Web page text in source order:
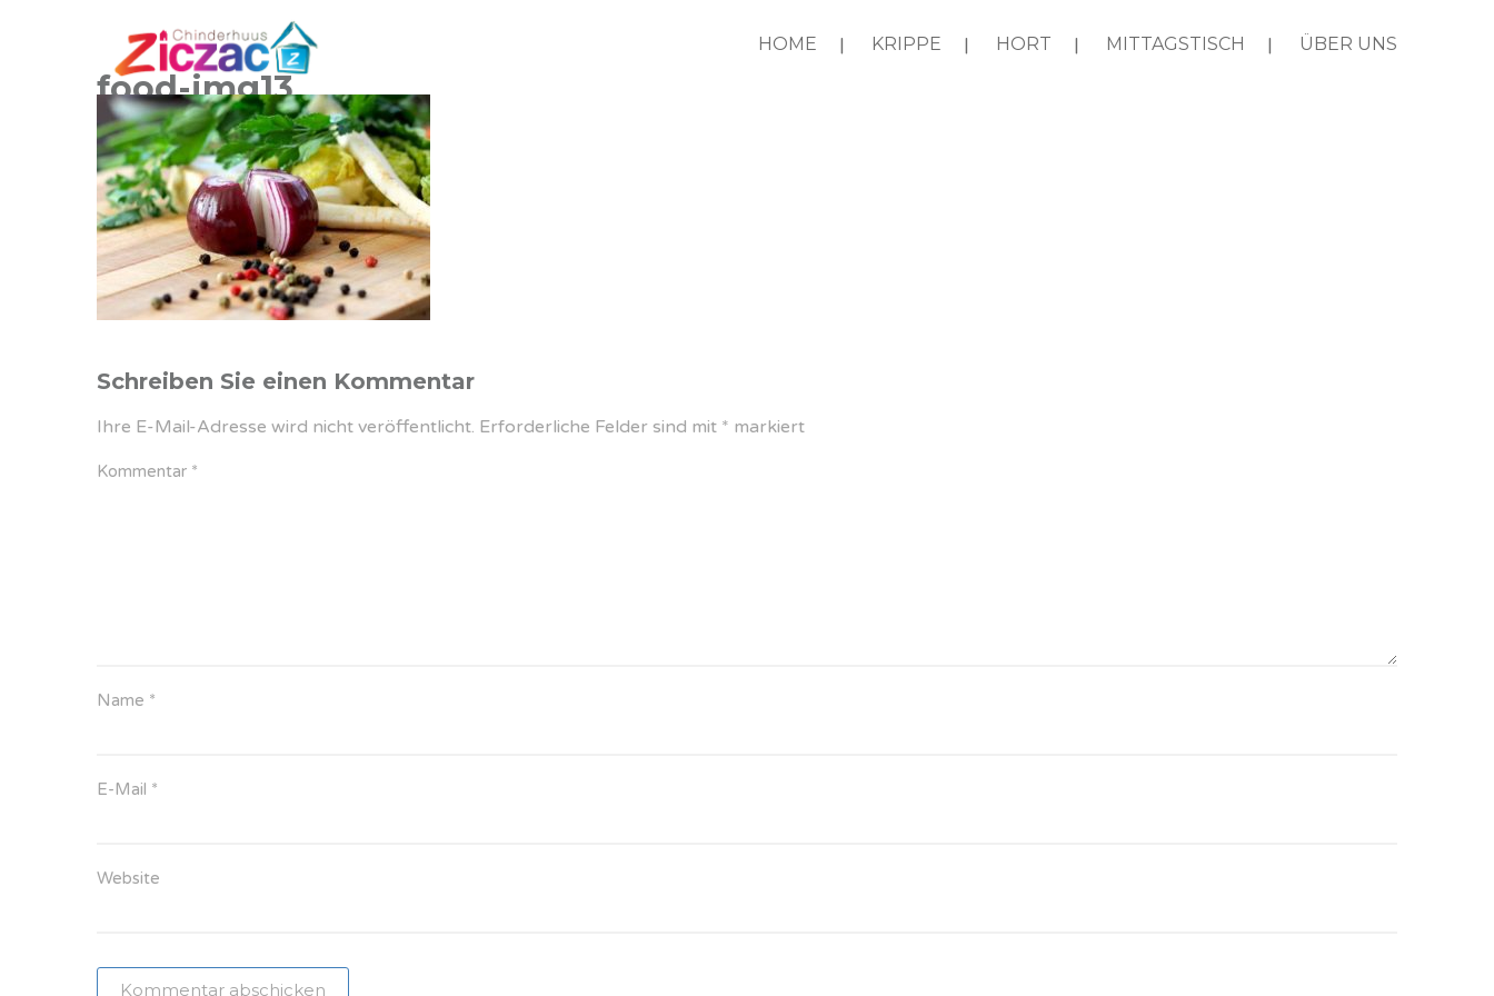
HOME KRIPPE HORT MITTAGSTISCH ÜBER UNS
food-img13
Schreiben Sie einen Kommentar
Ihre E-Mail-Adresse wird nicht veröffentlicht. Erforderliche Felder sind mit * markiert
Kommentar *
Name *
E-Mail *
Website